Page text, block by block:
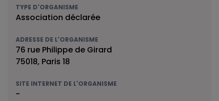
TYPE D'ORGANISME
Association déclarée
ADRESSE DE L'ORGANISME
76 rue Philippe de Girard
75018, Paris 18
SITE INTERNET DE L'ORGANISME
-